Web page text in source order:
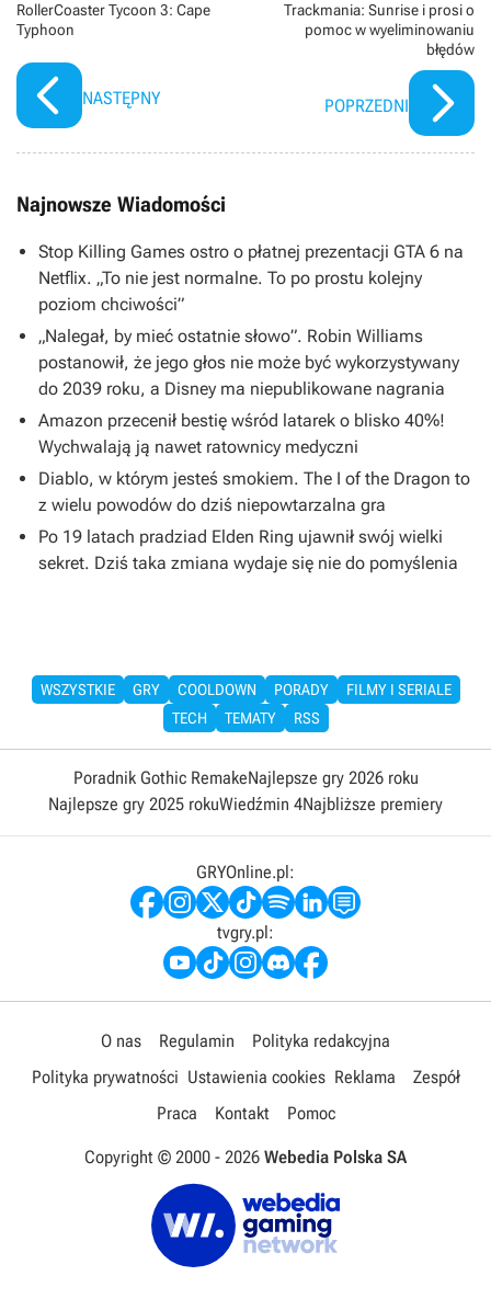
RollerCoaster Tycoon 3: Cape
Typhoon
NASTĘPNY
Trackmania: Sunrise i prosi o
pomoc w wyeliminowaniu
błędów
POPRZEDNI
Najnowsze Wiadomości
Stop Killing Games ostro o płatnej prezentacji GTA 6 na
Netflix. „To nie jest normalne. To po prostu kolejny
poziom chciwości”
„Nalegał, by mieć ostatnie słowo”. Robin Williams
postanowił, że jego głos nie może być wykorzystywany
do 2039 roku, a Disney ma niepublikowane nagrania
Amazon przecenił bestię wśród latarek o blisko 40%!
Wychwalają ją nawet ratownicy medyczni
Diablo, w którym jesteś smokiem. The I of the Dragon to
z wielu powodów do dziś niepowtarzalna gra
Po 19 latach pradziad Elden Ring ujawnił swój wielki
sekret. Dziś taka zmiana wydaje się nie do pomyślenia
WSZYSTKIE GRY COOLDOWN PORADY
FILMY I SERIALE
TECH
TEMATY RSS
Poradnik Gothic RemakeNajlepsze gry 2026 roku
Najlepsze gry 2025 rokuWiedźmin 4Najbliższe premiery
GRYOnline.pl:
tvgry.pl:
O nas Regulamin
Polityka redakcyjna
Polityka prywatności Ustawienia cookies Reklama
Zespół
Praca
Kontakt Pomoc
Copyright © 2000 - 2026 Webedia Polska SA